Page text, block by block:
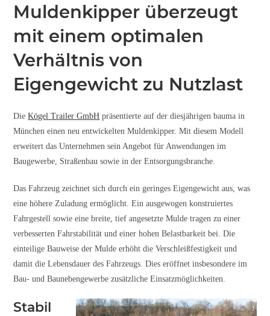
Muldenkipper überzeugt
mit einem optimalen
Verhältnis von
Eigengewicht zu Nutzlast
DieKögel Trailer GmbH präsentierte auf der diesjährigen bauma in
München einen neu entwickelten Muldenkipper. Mit diesem Modell
erweitert das Unternehmen sein Angebot für Anwendungen im
Baugewerbe, Straßenbau sowie in der Entsorgungsbranche.
Das Fahrzeug zeichnet sich durch ein geringes Eigengewicht aus, was
eine höhere Zuladung ermöglicht. Ein ausgewogen konstruiertes
Fahrgestell sowie eine breite, tief angesetzte Mulde tragen zu einer
verbesserten Fahrstabilität und einer hohen Belastbarkeit bei. Die
einteilige Bauweise der Mulde erhöht die Verschleißfestigkeit und
damit die Lebensdauer des Fahrzeugs. Dies eröffnet insbesondere im
Bau- und Baunebengewerbe zusätzliche Einsatzmöglichkeiten.
Stabil